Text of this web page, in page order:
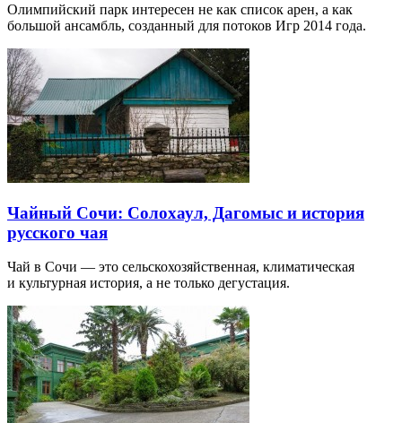
Олимпийский парк интересен не как список арен, а как
большой ансамбль, созданный для потоков Игр 2014 года.
Чайный Сочи: Солохаул, Дагомыс и история
русского чая
Чай в Сочи — это сельскохозяйственная, климатическая
и культурная история, а не только дегустация.